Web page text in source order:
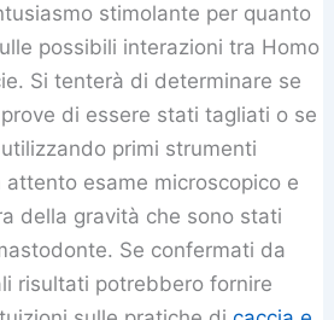
stimolante per quanto
possibili interazioni tra Homo
Si tenterà di determinare se
di essere stati tagliati o se
primi strumenti
esame microscopico e
della gravità che sono stati
Se confermati da
risultati potrebbero fornire